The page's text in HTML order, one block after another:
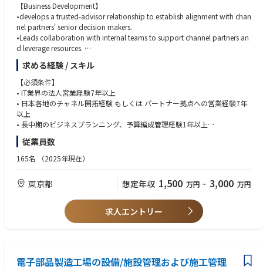
【Business Development】
•develops a trusted-advisor relationship to establish alignment with chan
nel partners' senior decision makers.
•Leads collaboration with internal teams to support channel partners an
d leverage resources.
•Prioritizes selling Laptops, desktops, and All in one devices and services.
•Works with internal team members and external partners to develop bus
iness plans that generate revenue and margin.
•Manages and executes complex account plans to ensure sales goals.
•Creates and distributes internal reports.
•Reconciles partner reporting data, tracks key performance indicators (K
PIs), and drives actionable outcomes.
【Relationship Building and Management】
•Leads collaboration with internal teams (e.g., sales, FAE, marketing,CP
M,Admin) to support partners and leverage resources. Shares overall busi
ness plans with key partners and drives actions with internal teams.
ing by acting as a ASUS ambassador to grow a strong network and rema
in up-to-date on industry, competitor, and market trends. Serves as a res
coverage.
求める経験 / スキル
【必須条件】
• IT業界の法人営業経験7年以上
• 日本各地のチャネル開拓経験 もしくは パートナー拠点への営業経験7年
以上
• 長中期のビジネスプランニング、予算編成管理経験1年以上
• 日本全国展開の有形商材の営業経験3年以上 （例： platform ecosystem/
network system/multifunction printer(MFP)）
• パソコン業界もしくはIT製品での勤務経験がある方
【歓迎条件】
• 代理店、SIer、VARでの営業経験がある方
• スタートアップまたはベンチャー企業での勤務経験がある方
• グローバル企業での勤務経験がある方
• チームビルディングの経験がある方
従業員数
165名 （2025年現在）
東京都 想定年収 1,500 万円 ~ 3,000 万円
求人エントリー
電子部品製造工場の設備/施設管理および施工管理